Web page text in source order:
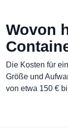
Wovon
Die Kosten für
Größe und
von etwa 150 €